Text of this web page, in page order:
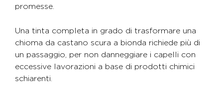
promesse.
Una tinta completa in grado di trasformare una
chioma da castano scura a bionda richiede più di
un passaggio, per non danneggiare i capelli con
eccessive lavorazioni a base di prodotti chimici
schiarenti.